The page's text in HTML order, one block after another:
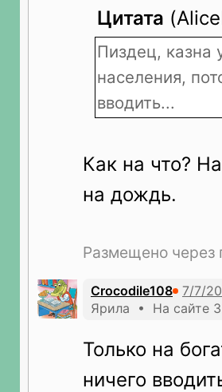
Цитата
Пиздец, казна
населения,
вводить...
Как на что?
на дождь.
Размещено через
Crocodile108
Ярила • На сайте 3
Только на
ничего